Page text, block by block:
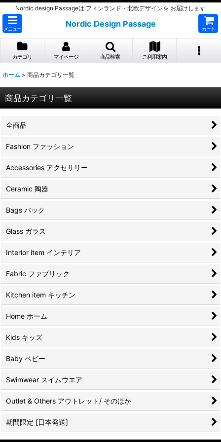
Nordic design Passageは フィンランド・北欧デザインを お届けします
メニュー
Nordic Design Passage
カート
カテゴリ マイページ 商品検索 ご利用案内
ホーム > 商品カテゴリ一覧
商品カテゴリ一覧
全商品
Fashion ファッション
Accessories アクセサリー
Ceramic 陶器
Bags バック
Glass ガラス
Interior item インテリア
Fabric ファブリック
Kitchen item キッチン
Home ホーム
Kids キッズ
Baby ベビー
Swimwear スイムウエア
Outlet & Others アウトレット/ そのほか
期間限定 [日本発送]